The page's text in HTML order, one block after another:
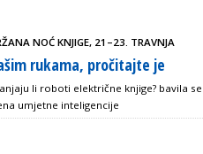
NOĆ KNJIGE, 21–23. TRAVNJA
rukama, pročitajte je
li roboti električne knjige? bavila se
umjetne inteligencije